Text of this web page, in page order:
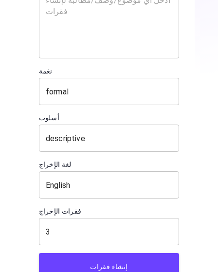
نغمة
أسلوب
لغة الإخراج
فقرات الإخراج
إنشاء فقرات